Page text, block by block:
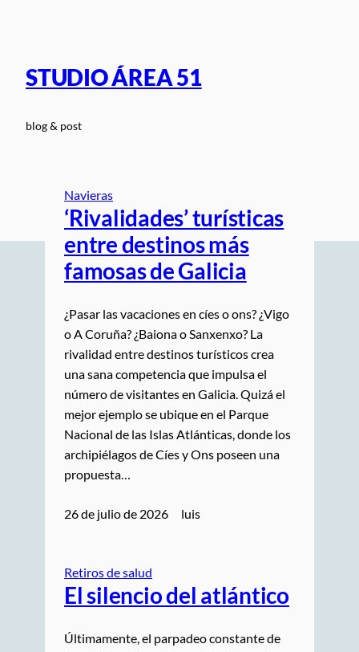
STUDIO ÁREA 51
blog & post
Navieras
‘Rivalidades’ turísticas
entre destinos más
famosas de Galicia
¿Pasar las vacaciones en cíes o ons? ¿Vigo
o A Coruña? ¿Baiona o Sanxenxo? La
rivalidad entre destinos turísticos crea
una sana competencia que impulsa el
número de visitantes en Galicia. Quizá el
mejor ejemplo se ubique en el Parque
Nacional de las Islas Atlánticas, donde los
archipiélagos de Cíes y Ons poseen una
propuesta…
26 de julio de 2026 luis
Retiros de salud
El silencio del atlántico
Últimamente, el parpadeo constante de